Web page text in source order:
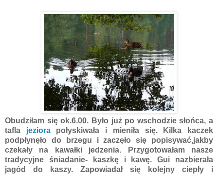
Obudziłam się ok.6.00. Było już po wschodzie słońca, a
tafla jeziorapołyskiwała i mieniła się. Kilka kaczek
podpłynęło do brzegu i zaczęło się popisywać,jakby
czekały na kawałki jedzenia. Przygotowałam nasze
tradycyjne śniadanie- kaszkę i kawę. Gui nazbierała
jagód do kaszy. Zapowiadał się kolejny ciepły i